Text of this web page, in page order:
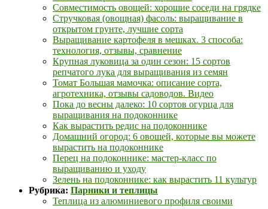
Совместимость овощей: хорошие соседи на грядке
Стручковая (овощная) фасоль: выращивание в
открытом грунте, лучшие сорта
Выращивание картофеля в мешках. 3 способа:
технология, отзывы, сравнение
Крупная луковица за один сезон: 15 сортов
репчатого лука для выращивания из семян
Томат Большая мамочка: описание сорта,
агротехника, отзывы садоводов. Видео
Пока до весны далеко: 10 сортов огурца для
выращивания на подоконнике
Как вырастить редис на подоконнике
Домашний огород: 6 овощей, которые вы можете
вырастить на подоконнике
Перец на подоконнике: мастер-класс по
выращиванию и уходу
Зелень на подоконнике: как вырастить 11 культур
Рубрика: Парники и теплицы
Теплица из алюминиевого профиля своими